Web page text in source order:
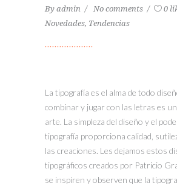
By admin No comments
0
Novedades, Tendencias
La tipografía es el alma de todo
combinar y jugar con las letras es
arte. La simpleza del diseño y el
tipografía proporciona calidad,
las creaciones. Les dejamos estos
tipográficos creados por Patricio
se inspiren y observen que la